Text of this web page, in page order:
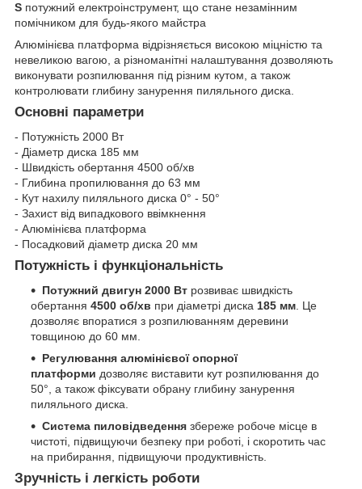
S потужний електроінструмент, що стане незамінним
помічником для будь-якого майстра
Алюмінієва платформа відрізняється високою міцністю та
невеликою вагою, а різноманітні налаштування дозволяють
виконувати розпилювання під різним кутом, а також
контролювати глибину занурення пиляльного диска.
Основні параметри
- Потужність 2000 Вт
- Діаметр диска 185 мм
- Швидкість обертання 4500 об/хв
- Глибина пропилювання до 63 мм
- Кут нахилу пиляльного диска 0° - 50°
- Захист від випадкового ввімкнення
- Алюмінієва платформа
- Посадковий діаметр диска 20 мм
Потужність і функціональність
Потужний двигун 2000 Вт розвиває швидкість
обертання 4500 об/хв при діаметрі диска 185 мм . Це
дозволяє впоратися з розпилюванням деревини
товщиною до 60 мм.
Регулювання алюмінієвої опорної
платформи дозволяє виставити кут розпилювання до
50°, а також фіксувати обрану глибину занурення
пиляльного диска.
Система пиловідведення збереже робоче місце в
чистоті, підвищуючи безпеку при роботі, і скоротить час
на прибирання, підвищуючи продуктивність.
Зручність і легкість роботи